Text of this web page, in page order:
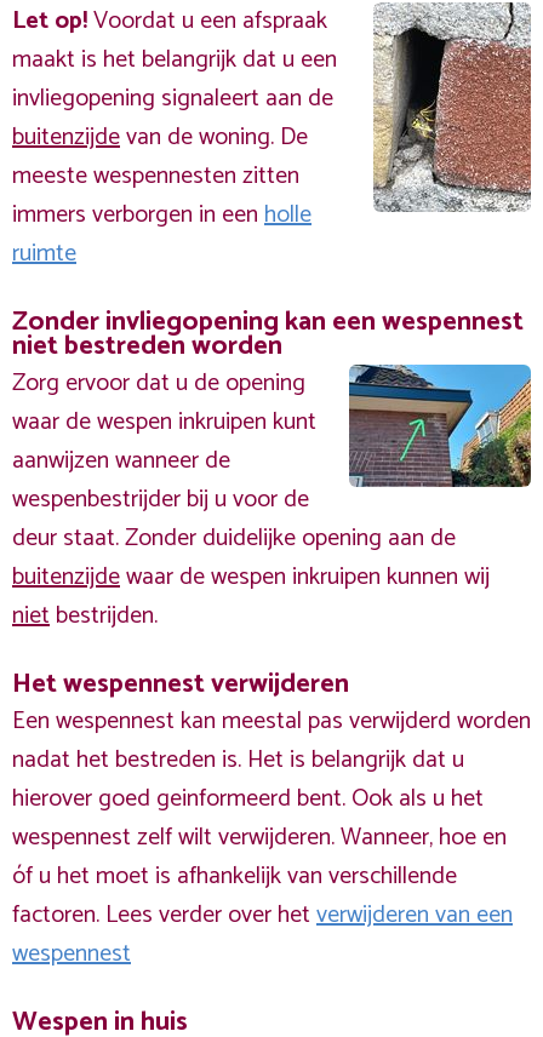
Let op!Voordat u een afspraak
maakt is het belangrijk dat u een
invliegopening signaleert aan de
buitenzijdevan de woning. De
meeste wespennesten zitten
immers verborgen in eenholle
ruimte
Zonder invliegopening kan een wespennest
niet bestreden worden
Zorg ervoor dat u de opening
waar de wespen inkruipen kunt
aanwijzen wanneer de
wespenbestrijder bij u voor de
deur staat. Zonder duidelijke opening aan de
buitenzijdewaar de wespen inkruipen kunnen wij
nietbestrijden.
Het wespennest verwijderen
Een wespennest kan meestal pas verwijderd worden
nadat het bestreden is. Het is belangrijk dat u
hierover goed geinformeerd bent. Ook als u het
wespennest zelf wilt verwijderen. Wanneer, hoe en
óf u het moet is afhankelijk van verschillende
factoren. Lees verder over hetverwijderen van een
wespennest
Wespen in huis